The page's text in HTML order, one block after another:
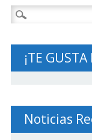
Buscar:
¡TE
Noticias